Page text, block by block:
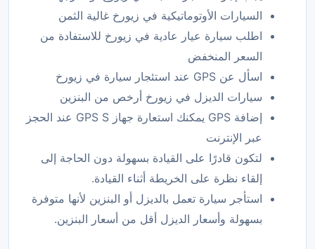
السيارات الأوتوماتيكية في زيورخ غالية الثمن
اطلب سيارة عيار عادية في زيورخ للاستفادة من
السعر المنخفض
اسأل عن GPS عند استئجار سيارة في زيورخ
سيارات الديزل في زيورخ أرخص من البنزين
إضافة GPS يمكنك استعارة جهاز GPS S عند الحجز
عبر الإنترنت
لتكون قادرًا على القيادة بسهولة دون الحاجة إلى
إلقاء نظرة على الخريطة أثناء القيادة.
استأجر سيارة تعمل بالديزل أو البنزين لأنها متوفرة
بسهولة وأسعار الديزل أقل من أسعار البنزين.